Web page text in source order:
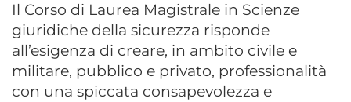
Il Corso di Laurea Magistrale in Scienze
giuridiche della sicurezza risponde
all’esigenza di creare, in ambito civile e
militare, pubblico e privato, professionalità
con una spiccata consapevolezza e